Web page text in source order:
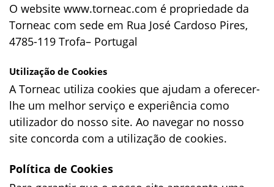
O website www.torneac.com é propriedade da
Torneac com sede em Rua José Cardoso Pires,
4785-119 Trofa– Portugal
Utilização de Cookies
A Torneac utiliza cookies que ajudam a oferecer-
lhe um melhor serviço e experiência como
utilizador do nosso site. Ao navegar no nosso
site concorda com a utilização de cookies.
Política de Cookies